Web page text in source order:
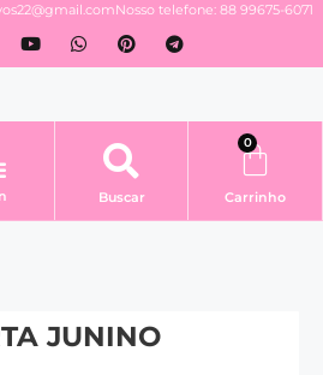
Nosso telefone: 88 99675-6071
Buscar
0
Carrinho
JUNINO